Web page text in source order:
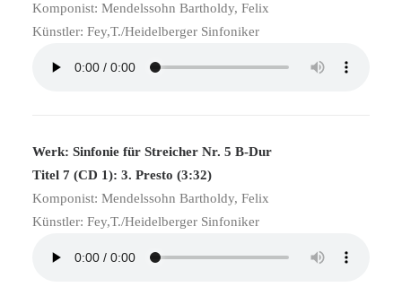
Komponist: Mendelssohn Bartholdy, Felix
Künstler: Fey,T./Heidelberger Sinfoniker
Werk: Sinfonie für Streicher Nr. 5 B-Dur
Titel 7 (CD 1): 3. Presto (3:32)
Komponist: Mendelssohn Bartholdy, Felix
Künstler: Fey,T./Heidelberger Sinfoniker